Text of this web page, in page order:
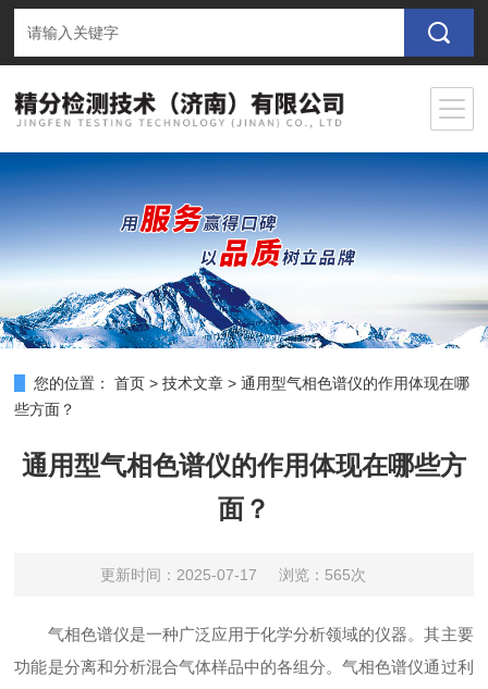
您的位置： 首页 >技术文章 >通用型气相色谱仪的作用体现在哪
些方面？
通用型气相色谱仪的作用体现在哪些方
面？
更新时间：2025-07-17 浏览：565次
气相色谱仪是一种广泛应用于化学分析领域的仪器。其主要
功能是分离和分析混合气体样品中的各组分。气相色谱仪通过利